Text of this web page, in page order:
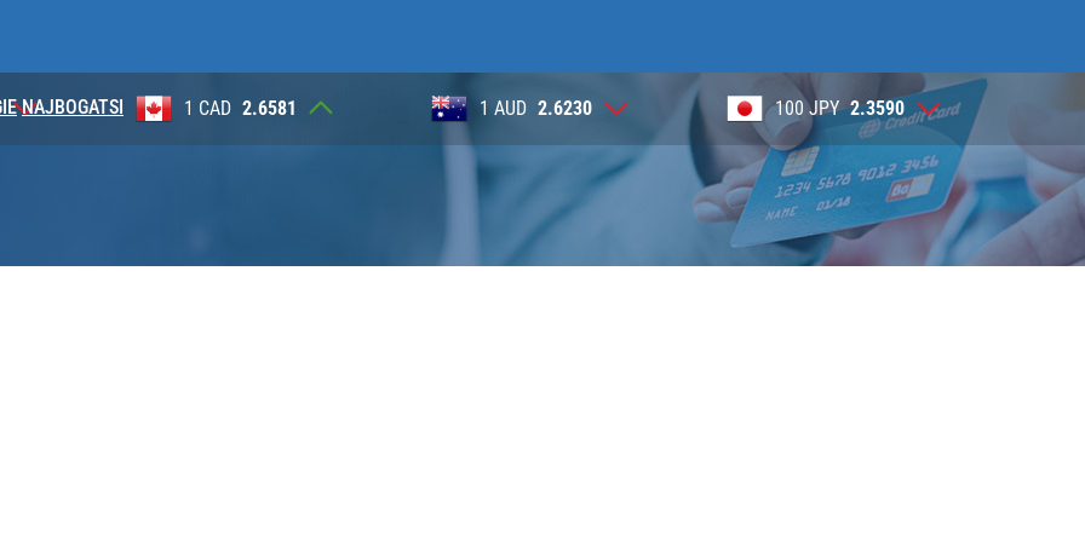
NAJBOGATSI
2.6581 1 AUD 2.6230 100 JPY 1 NOK 0.3905